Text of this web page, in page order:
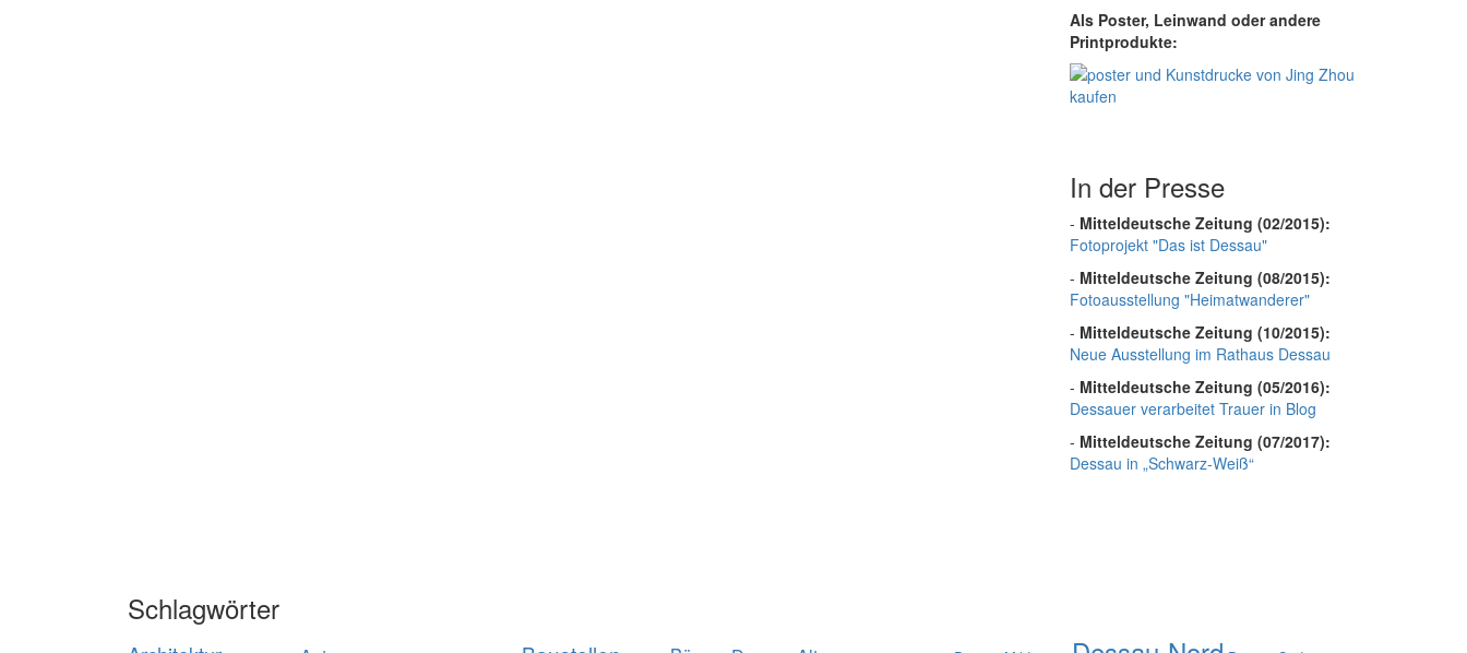
Als Poster, Leinwand oder andere
Printprodukte:
In der Presse
- Mitteldeutsche Zeitung (02/2015):
Fotoprojekt "Das ist Dessau"
- Mitteldeutsche Zeitung (08/2015):
Fotoausstellung "Heimatwanderer"
- Mitteldeutsche Zeitung (10/2015):
Neue Ausstellung im Rathaus Dessau
- Mitteldeutsche Zeitung (05/2016):
Dessauer verarbeitet Trauer in Blog
- Mitteldeutsche Zeitung (07/2017):
Dessau in „Schwarz-Weiß“
Schlagwörter